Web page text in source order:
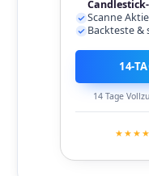
Scanne
Backteste &
14-
14 Tage